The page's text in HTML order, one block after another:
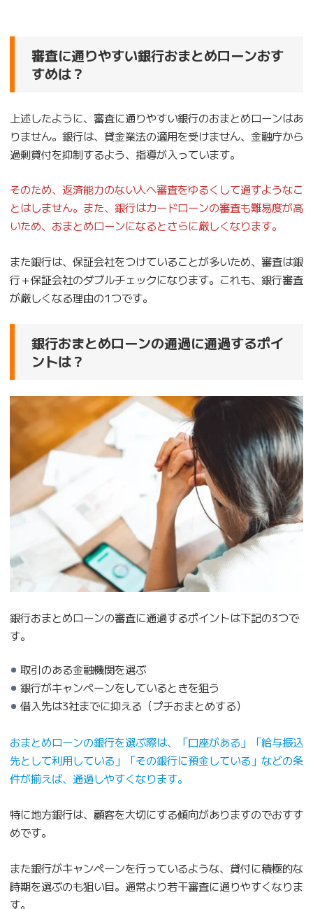
審査に通りやすい銀行おまとめローンおす
すめは？
上述したように、審査に通りやすい銀行のおまとめローンはあ
りません。銀行は、貸金業法の適用を受けません、金融庁から
過剰貸付を抑制するよう、指導が入っています。
そのため、返済能力のない人へ審査をゆるくして通すようなこ
とはしません。また、銀行はカードローンの審査も難易度が高
いため、おまとめローンになるとさらに厳しくなります。
また銀行は、保証会社をつけていることが多いため、審査は銀
行＋保証会社のダブルチェックになります。これも、銀行審査
が厳しくなる理由の1つです。
銀行おまとめローンの通過に通過するポイ
ントは？
銀行おまとめローンの審査に通過するポイントは下記の3つで
す。
取引のある金融機関を選ぶ
銀行がキャンペーンをしているときを狙う
借入先は3社までに抑える（プチおまとめする）
おまとめローンの銀行を選ぶ際は、「口座がある」「給与振込
先として利用している」「その銀行に預金している」などの条
件が揃えば、通過しやすくなります。
特に地方銀行は、顧客を大切にする傾向がありますのでおすす
めです。
また銀行がキャンペーンを行っているような、貸付に積極的な
時期を選ぶのも狙い目。通常より若干審査に通りやすくなりま
す。